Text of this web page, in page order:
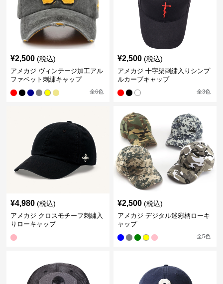
¥2,500 (税込)
アメカジ ヴィンテージ加工アル
ファベット刺繍キャップ
全6色
¥2,500 (税込)
アメカジ 十字架刺繍入りシンプ
ルカーブキャップ
全3色
¥4,980 (税込)
アメカジ クロスモチーフ刺繍入
りローキャップ
¥2,500 (税込)
アメカジ デジタル迷彩柄ローキ
ャップ
全5色